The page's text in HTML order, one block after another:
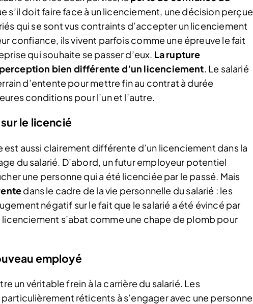
s’il doit faire face à un licenciement, une décision perçue
qui se sont vus contraints d’accepter un licenciement
confiance, ils vivent parfois comme une épreuve le fait
qui souhaite se passer d’eux. La rupture
bien différente d’un licenciement. Le salarié
d’entente pour mettre fin au contrat à durée
conditions pour l’un et l’autre.
le licencié
aussi clairement différente d’un licenciement dans la
du salarié. D’abord, un futur employeur potentiel
une personne qui a été licenciée par le passé. Mais
dans le cadre de la vie personnelle du salarié : les
négatif sur le fait que le salarié a été évincé par
s’abat comme une chape de plomb pour
employé
un véritable frein à la carrière du salarié. Les
réticents à s’engager avec une personne